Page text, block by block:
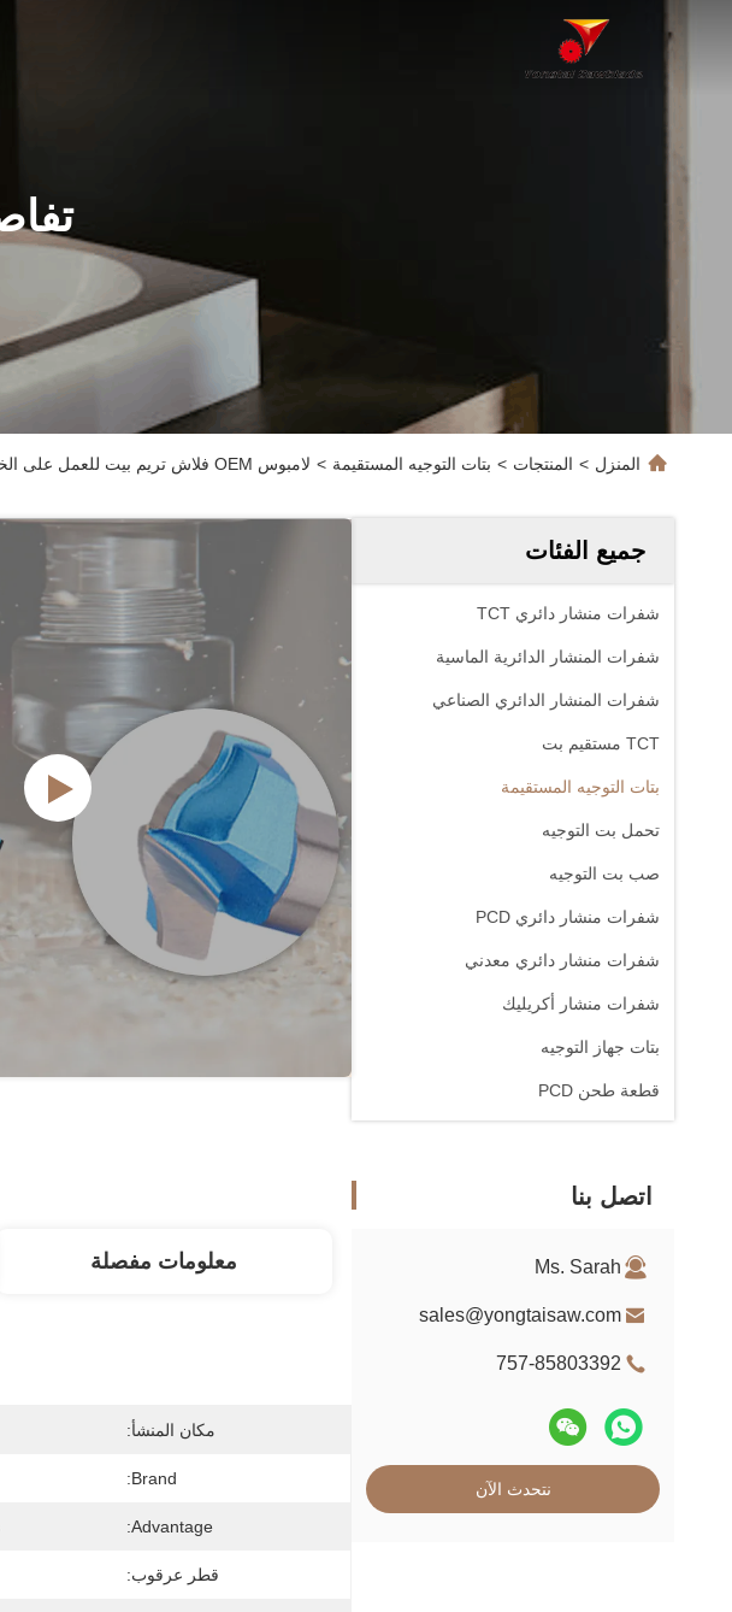
المنزل > المنتجات > بتات التوجيه المستقيمة > لامبوس OEM فلاش تريم بيت للعمل على الخشب حافة تقطيع راوتر بيت طحن القطع
جميع الفئات
شفرات منشار دائري TCT
شفرات المنشار الدائرية الماسية
شفرات المنشار الدائري الصناعي
TCT مستقيم بت
بتات التوجيه المستقيمة
تحمل بت التوجيه
صب بت التوجيه
شفرات منشار دائري PCD
شفرات منشار دائري معدني
شفرات منشار أكريليك
بتات جهاز التوجيه
قطعة طحن PCD
اتصل بنا
Ms. Sarah
sales@yongtaisaw.com
757-85803392
نتحدث الآن
معلومات مفصلة
مكان المنشأ:
Brand:
Advantage:
قطر عرقوب: